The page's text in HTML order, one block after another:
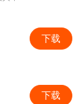
下载
下载